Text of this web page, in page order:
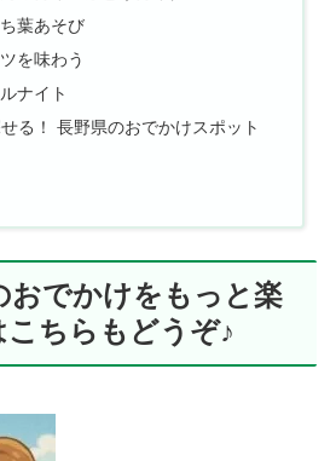
葉あそび
を味わう
ナイト
る！ 長野県のおでかけスポット
おでかけをもっと楽
こちらもどうぞ♪